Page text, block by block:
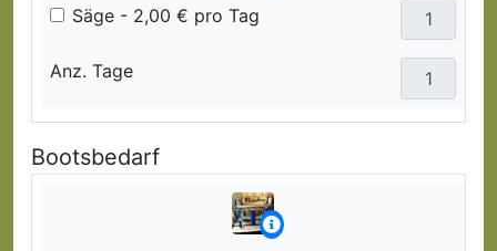
Säge - 2,00 € pro Tag
Anz. Tage
Bootsbedarf